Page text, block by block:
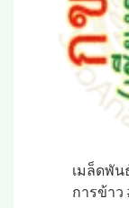
เมล็ดพัน
การข้าว